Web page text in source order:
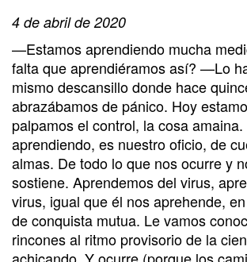
4 de abril de 2020
—Estamos aprendiendo mucha
falta que aprendiéramos así? —Lo
mismo descansillo donde hace
abrazábamos de pánico. Hoy
palpamos el control, la cosa
aprendiendo, es nuestro oficio, de
almas. De todo lo que nos ocurre y
sostiene. Aprendemos del virus,
virus, igual que él nos aprehende,
de conquista mutua. Le vamos
rincones al ritmo provisorio de la